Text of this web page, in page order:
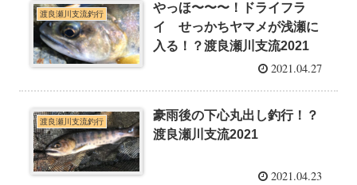
渡良瀬川支流釣行
やっほ〜〜〜！ドライフラ
イ せっかちヤマメが浅瀬に
入る！？渡良瀬川支流2021
2021.04.27
渡良瀬川支流釣行
豪雨後の下心丸出し釣行！？
渡良瀬川支流2021
2021.04.23